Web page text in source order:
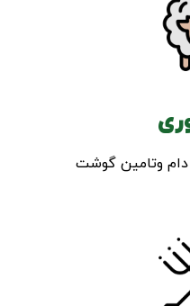
دام وتامین گوشت